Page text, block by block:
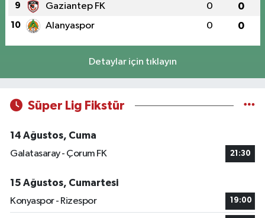
9 Gaziantep FK 0 0
10 Alanyaspor 0 0
Detaylar için tıklayın
Süper Lig Fikstür
14 Ağustos, Cuma
Galatasaray - Çorum FK
21:30
15 Ağustos, Cumartesi
Konyaspor - Rizespor
19:00